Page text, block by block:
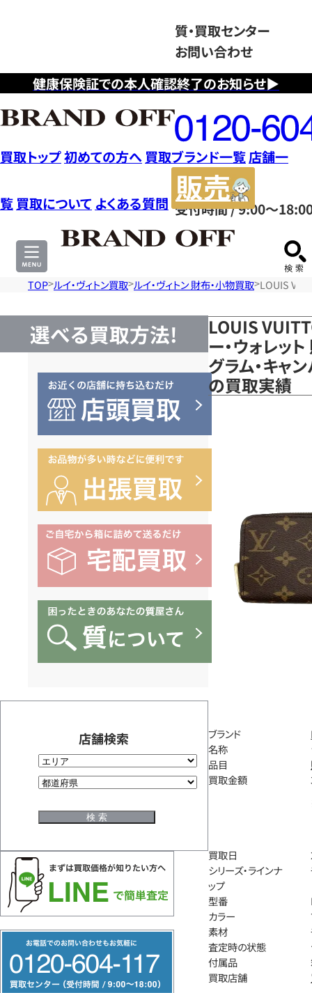
健康保険証での本人確認終了のお知らせ▶
質・買取センター
お問い合わせ
フ
リ
ー
ダ
イ
ヤ
ル
0120604117
受付時間 / 9:00～
買取トップ初めての方へ 買取ブランド一覧店舗一
覧 買取について よくある質問
サ
TOP ルイ・ヴィトン買取 ルイ・ヴィトン 財布・小物買取 LOUIS
選べる買取方法!
店舗検索
リ
ー
LOUIS
ー・ウォレッ
グラム・キャ
の買取実績
ブランド
名称
品目
買取金額
買取日
シリーズ・ラインナ
ップ
型番
カラー
素材
査定時の状態
付属品
買取店舗